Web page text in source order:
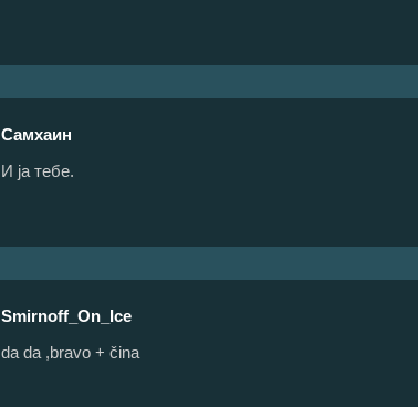
Самхаин
И ја тебе.
Smirnoff_On_Ice
da da ,bravo + čina